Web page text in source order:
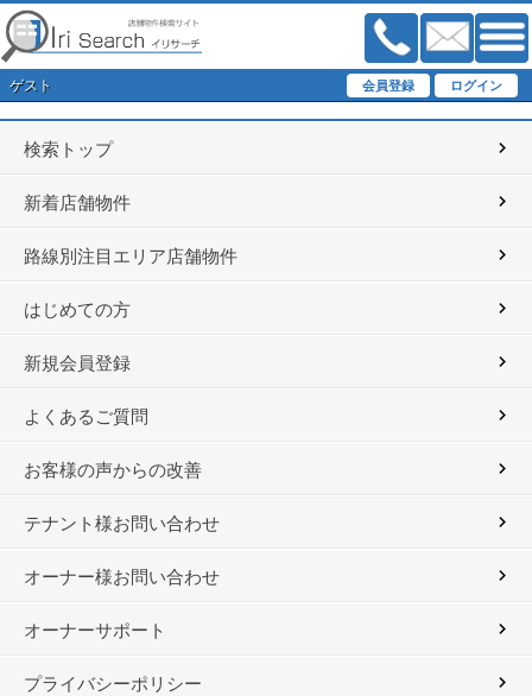
ゲスト
検索トップ
新着店舗物件
路線別注目エリア店舗物件
はじめての方
新規会員登録
よくあるご質問
お客様の声からの改善
テナント様お問い合わせ
オーナー様お問い合わせ
オーナーサポート
プライバシーポリシー